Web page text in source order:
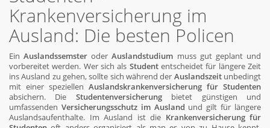
Krankenversicherung im
Ausland: Die besten Policen
EinAuslandssemster oderAuslandstudium muss gut geplant und
vorbereitet werden. Wer sich als Studententscheidet für längere Zeit
ins Ausland zu gehen, sollte sich während der Auslandszeitunbedingt
mit einer speziellen Auslandskrankenversicherung für Studenten
absichern. Die Studentenversicherungbietet günstigen und
umfassenden Versicherungsschutz im Ausland und gilt für längere
Auslandsaufenthalte. Im Ausland ist die Krankenversicherung für